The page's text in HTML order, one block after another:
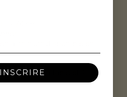
aliminium disponible en :
(pour la table et 4